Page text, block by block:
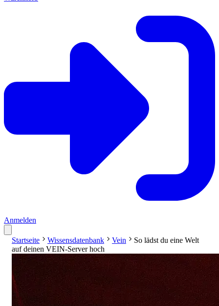
Anmelden
Startseite Wissensdatenbank Vein
So lädst du eine Welt
auf deinen VEIN-Server hoch